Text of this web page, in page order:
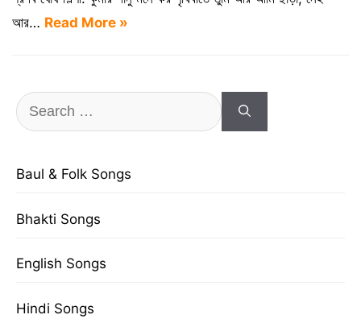
আর… Read More »
Search
for:
Baul & Folk Songs
Bhakti Songs
English Songs
Hindi Songs